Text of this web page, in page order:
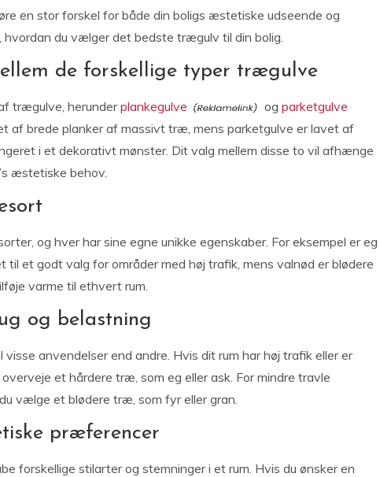
en stor forskel for både din boligs æstetiske udseende og
hvordan du vælger det bedste trægulv til din bolig.
de forskellige typer trægulve
trægulve, herunderplankegulve og parketgulve
af brede planker af massivt træ, mens parketgulve er lavet af
i et dekorativt mønster. Dit valg mellem disse to vil afhænge
æstetiske behov.
og hver har sine egne unikke egenskaber. For eksempel er eg
et godt valg for områder med høj trafik, mens valnød er blødere
varme til ethvert rum.
og belastning
anvendelser end andre. Hvis dit rum har høj trafik eller er
et hårdere træ, som eg eller ask. For mindre travle
vælge et blødere træ, som fyr eller gran.
præferencer
forskellige stilarter og stemninger i et rum. Hvis du ønsker en